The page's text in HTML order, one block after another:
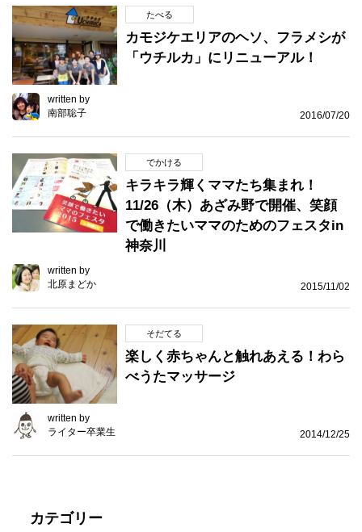
たべる
カモジケエリアのヘソ、フラメシが
「ウチルカ」にリニューアル！
written by
南部聡子
2016/07/20
でかける
キラキラ輝くママたち集まれ！
11/26（木）あざみ野で開催、笑顔
で働きたいママのためのフェスタin
神奈川
written by
北原まどか
2015/11/02
そだてる
楽しく赤ちゃんと触れあえる！わら
べうたマッサージ
written by
ライター卒業生
2014/12/25
カテゴリー